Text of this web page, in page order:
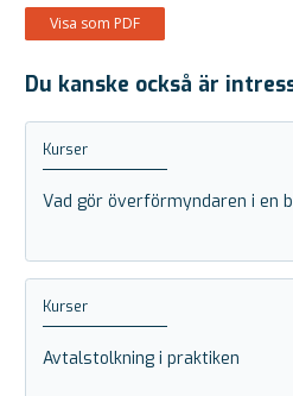
Visa som PDF
Du kanske också är
Kurser
Vad gör överförmyndaren i en
Kurser
Avtalstolkning i praktiken